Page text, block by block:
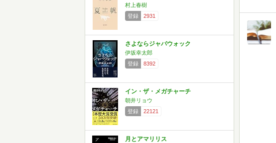
村上春樹
登録
2931
さよならジャバウォック
伊坂幸太郎
登録
8392
イン・ザ・メガチャーチ
朝井リョウ
登録
22121
月とアマリリス